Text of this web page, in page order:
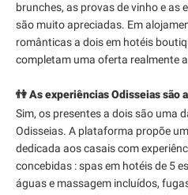
brunches, as provas de vinho e as
são muito apreciadas. Em
românticas a dois em hotéis
completam uma oferta realmente
👫 As experiências Odisseias são
Sim, os presentes a dois são uma
Odisseias. A plataforma propõe
dedicada aos casais com
concebidas : spas em hotéis de 5
águas e massagem incluídos,